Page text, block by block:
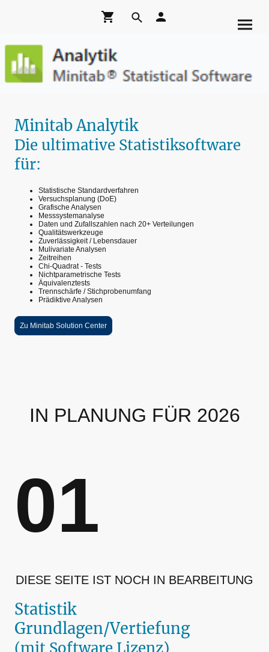
Minitab Analytik
Die ultimative Statistiksoftware
für:
Statistische Standardverfahren
Versuchsplanung (DoE)
Grafische Analysen
Messsystemanalyse
Daten und Zufallszahlen nach 20+ Verteilungen
Qualitätswerkzeuge
Zuverlässigkeit / Lebensdauer
Mulivariate Analysen
Zeitreihen
Chi-Quadrat - Tests
Nichtparametrische Tests
Äquivalenztests
Trennschärfe / Stichprobenumfang
Prädiktive Analysen
Zu Minitab Solution Center
IN PLANUNG FÜR 2026
01
DIESE SEITE IST NOCH IN BEARBEITUNG
Statistik
Grundlagen/Vertiefung